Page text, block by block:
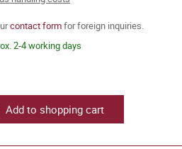
contact formfor foreign inquiries.
2-4 working days
Add to shopping cart